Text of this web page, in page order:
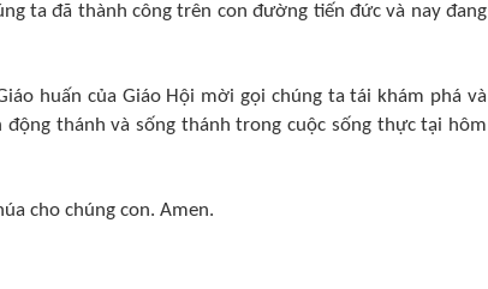
ta đã thành công trên con đường tiến đức và nay đang
huấn của Giáo Hội mời gọi chúng ta tái khám phá và
thánh và sống thánh trong cuộc sống thực tại hôm
cho chúng con. Amen.